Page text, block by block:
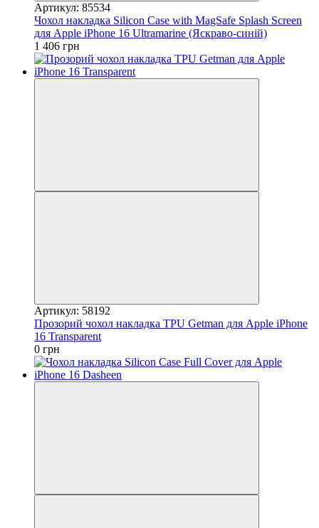
Артикул: 85534
Чохол накладка Silicon Case with MagSafe Splash Screen
для Apple iPhone 16 Ultramarine (Яскраво-синій)
1 406 грн
Артикул: 58192
Прозорий чохол накладка TPU Getman для Apple iPhone
16 Transparent
0 грн